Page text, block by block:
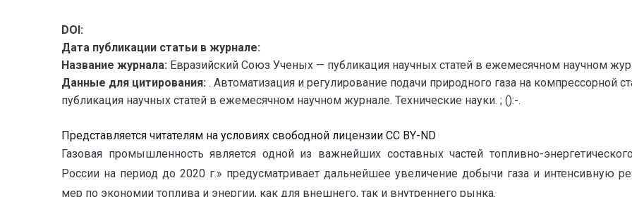
DOI:
Дата публикации статьи в журнале:
Название журнала: Евразийский Союз Ученых — публикация научных статей в ежемесячном научном
Данные для цитирования: . Автоматизация и регулирование подачи природного газа на компрессорной
публикация научных статей в ежемесячном научном журнале. Технические науки. ; ():-.
Представляется читателям на условиях свободной лицензии CC BY-ND
Газовая промышленность является одной из важнейших составных частей топливно-
России на период до 2020 г.» предусматривает дальнейшее увеличение добычи газа и интенсивную
мер по экономии топлива и энергии, как для внешнего, так и внутреннего рынка.